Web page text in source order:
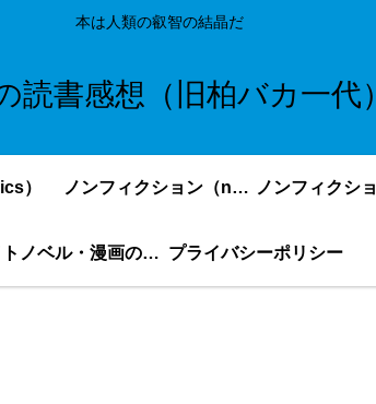
本は人類の叡智の結晶だ
読書感想（旧柏バカ一代）
） ノンフィクション（nonfiction）更新順
ライトノベル・漫画の感想・ネタバレまとめ｜こもの読書感想 プライバシーポリシー